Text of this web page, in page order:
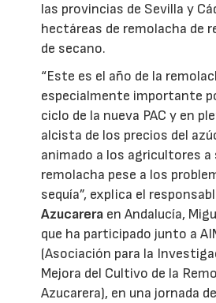
las provincias de Sevilla y
hectáreas de remolacha de
de secano.
“Este es el año de la
especialmente importante
ciclo de la nueva PAC y en
alcista de los precios del
animado a los agricultores a
remolacha pese a los
sequía”, explica el
Azucarera en Andalucía,
que ha participado junto a
(Asociación para la
Mejora del Cultivo de la
Azucarera), en una jornada